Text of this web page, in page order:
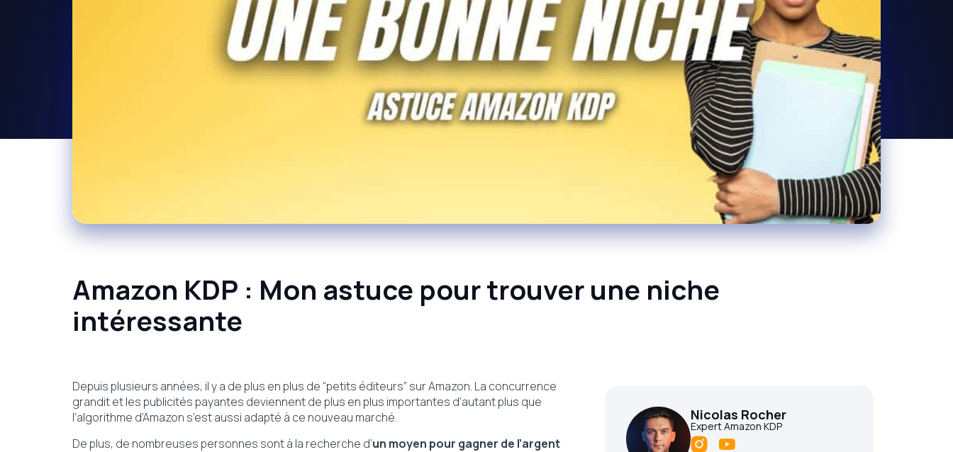
Amazon KDP : Mon astuce pour trouver une niche
intéressante
Depuis plusieurs années, il y a de plus en plus de “petits éditeurs” sur Amazon. La concurrence
grandit et les publicités payantes deviennent de plus en plus importantes d’autant plus que
l’algorithme d’Amazon s’est aussi adapté à ce nouveau marché.
De plus, de nombreuses personnes sont à la recherche d’un moyen pour gagner de l’argent
Nicolas Rocher
Expert Amazon KDP